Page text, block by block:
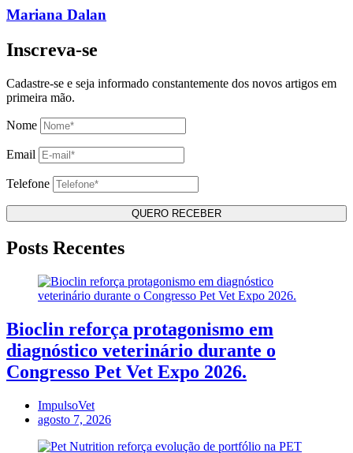
Mariana Dalan
Inscreva-se
Cadastre-se e seja informado constantemente dos novos artigos em
primeira mão.
Nome
Email
Telefone
Posts Recentes
Bioclin reforça protagonismo em
diagnóstico veterinário durante o
Congresso Pet Vet Expo 2026.
ImpulsoVet
agosto 7, 2026